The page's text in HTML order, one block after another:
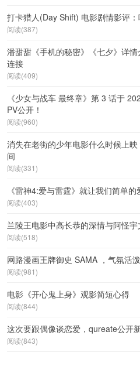
打卡猎人(Day Shift) 电影剧情影评
阅读(387)
潘甜甜《手机的秘密》《七夕》详
连接
阅读(409)
《少女与战车 最终章》第 3 话于
PV公开！
阅读(960)
消失在老街的少年电影什么时候上
间
阅读(331)
《雷神4:爱与雷霆》就让我们简单
阅读(403)
兰陵王电影中高长恭的深情与阿怪
阅读(518)
网路漫画王牌御史 SAMA ，气氛活
阅读(981)
电影《开心鬼上身》观影简短心得
阅读(844)
这次要跟偶像谈恋爱，qureate公开
阅读(843)